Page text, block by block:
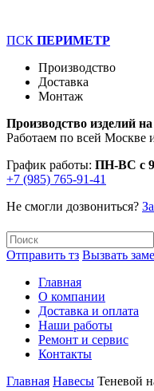
ПСК ПЕРИМЕТР
Производство
Доставка
Монтаж
Производство изделий
Работаем по всей Москве
График работы: ПН-ВС с
+7 (985) 765-91-41
Не смогли дозвониться?
Отправить тз Вызвать
Главная
О компании
Доставка и оплата
Наши работы
Ремонт и сервис
Контакты
Главная Навесы Теневой